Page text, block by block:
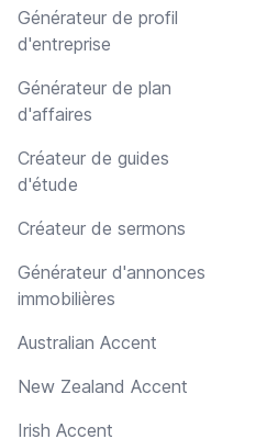
Générateur de profil
d'entreprise
Générateur de plan
d'affaires
Créateur de guides
d'étude
Créateur de sermons
Générateur d'annonces
immobilières
Australian Accent
New Zealand Accent
Irish Accent